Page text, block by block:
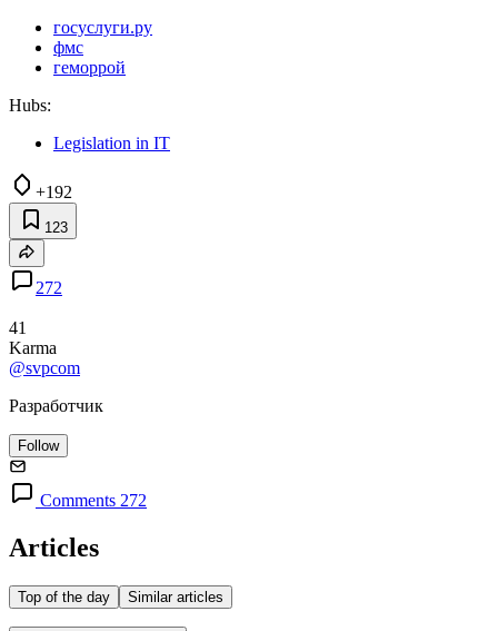
госуслуги.ру
фмс
геморрой
Hubs:
Legislation in IT
+192
123
272
41
Karma
@svpcom
Разработчик
Follow
Comments 272
Articles
Top of the day Similar articles